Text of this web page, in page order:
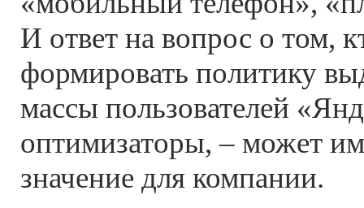
И ответ на вопрос о том,
формировать политику
массы пользователей
оптимизаторы, – может
значение для компании.